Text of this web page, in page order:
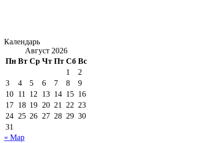
Календарь
Август 2026
Пн Вт Ср Чт Пт Сб Вс
1
2
3
4 5 6 7 8
9
10 11 12 13 14 15 16
17 18 19 20 21 22 23
24 25 26 27 28 29 30
31
« Мар